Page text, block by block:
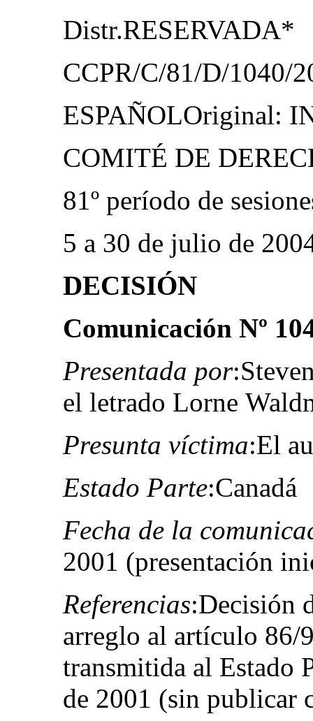
Distr.RESERVADA*
CCPR/C/81/D/1040/
ESPAÑOLOriginal:
COMITÉ DE
81º período de
5 a 30 de julio de
DECISIÓN
Comunicación Nº
Presentada por
el letrado Lorne
Presunta víctima:El
Estado Parte:Canadá
Fecha de la
2001 (presentación
Referencias:Decisión
arreglo al artículo 86/
transmitida al Estado
de 2001 (sin publicar